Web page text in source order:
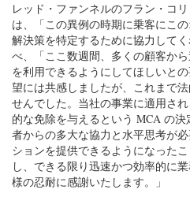
レッド・ファンネルのフラン・コリ
は、「この異例の時期に乗客にこ
解決策を特定するために協力して
べ、「ここ数週間、多くの顧客か
を利用できるようにしてほしいと
望には共感しましたが、これまで
せんでした。当社の事業に適用さ
的な免除を与えるという MCA の
者からの多大な協力と水平思考が
ションを提供できるようになった
し、できる限り迅速かつ効率的に
様の忍耐に感謝いたします。」